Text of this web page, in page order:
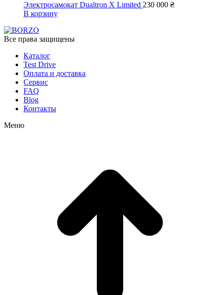
Электросамокат Dualtron X Limited 230 000 ₴
В корзину
Все права защищены
Каталог
Test Drive
Оплата и доставка
Сервис
FAQ
Blog
Контакты
Меню